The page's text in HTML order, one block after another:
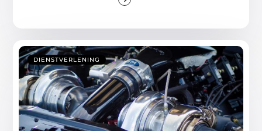
DIENSTVERLENING